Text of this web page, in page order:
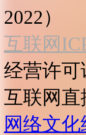
2022）
互联网
经营许可
互联网直
网络文